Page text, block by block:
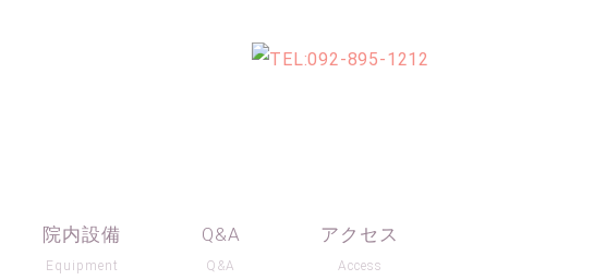
院内設備
Equipment
Q&A
Q&A
アクセス
Access